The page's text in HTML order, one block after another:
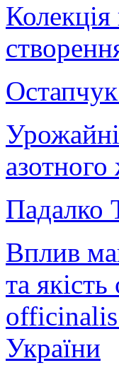
Колекція
Падалко
Вплив
та
officinalis
України